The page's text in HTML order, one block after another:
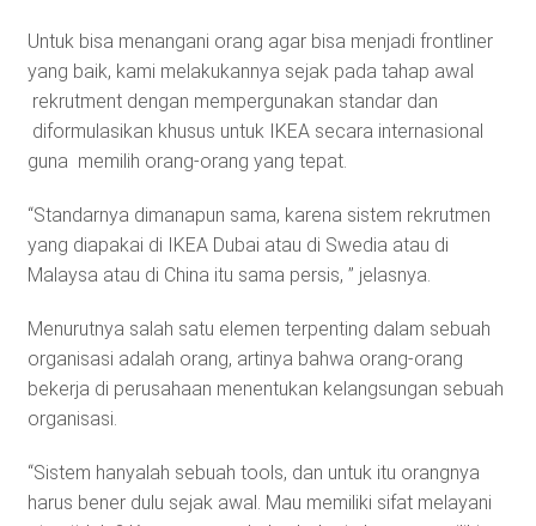
Untuk bisa menangani orang agar bisa menjadi frontliner
yang baik, kami melakukannya sejak pada tahap awal
rekrutment dengan mempergunakan standar dan
diformulasikan khusus untuk IKEA secara internasional
guna memilih orang-orang yang tepat.
“Standarnya dimanapun sama, karena sistem rekrutmen
yang diapakai di IKEA Dubai atau di Swedia atau di
Malaysa atau di China itu sama persis, ” jelasnya.
Menurutnya salah satu elemen terpenting dalam sebuah
organisasi adalah orang, artinya bahwa orang-orang
bekerja di perusahaan menentukan kelangsungan sebuah
organisasi.
“Sistem hanyalah sebuah tools, dan untuk itu orangnya
harus bener dulu sejak awal. Mau memiliki sifat melayani